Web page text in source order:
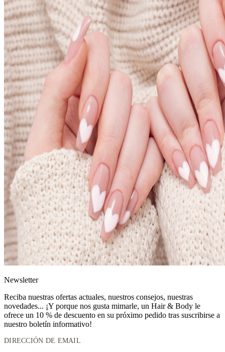
Newsletter
Reciba nuestras ofertas actuales, nuestros consejos, nuestras
novedades... ¡Y porque nos gusta mimarle, un Hair & Body le
ofrece un 10 % de descuento en su próximo pedido tras suscribirse a
nuestro boletín informativo!
DIRECCIÓN DE EMAIL